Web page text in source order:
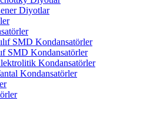
Diyotlar
SMD Kondansatörler
SMD Kondansatörler
Kondansatörler
Kondansatörler